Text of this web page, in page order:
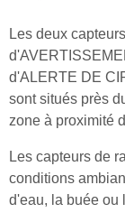
Les deux
d'ALERTE DE
sont situés près
zone à proximité
Les capteurs de
conditions
d'eau, la buée ou